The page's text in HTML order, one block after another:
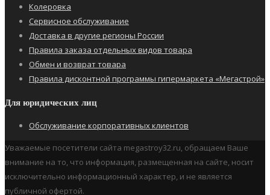
Колеровка
Сервисное обслуживание
Доставка в другие регионы России
Правила заказа отдельных видов товара
Обмен и возврат товара
Правила дисконтной программы гипермаркета «Мегастрой»
Для юридических лиц
Обслуживание корпоративных клиентов
Уважаемые посетители сайта megastroy32.ru, обращаем Ваше
внимание на то, что информация, размещенная на сайте, носит
исключительно информационный характер, и не является
публичной офертой.